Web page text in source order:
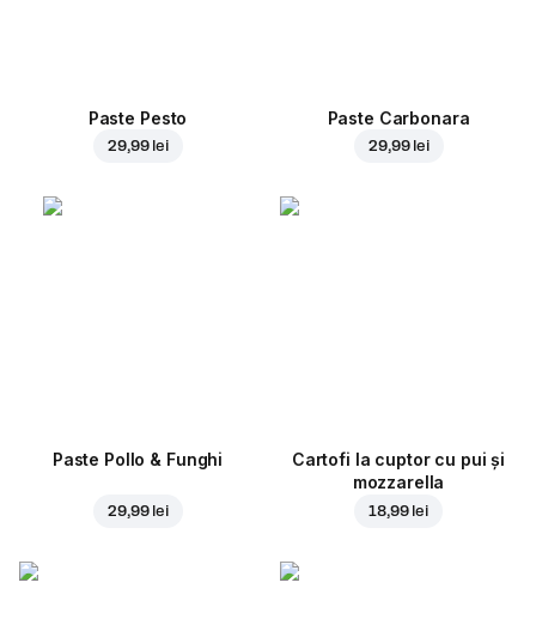
Paste Pesto
29,99 lei
Paste Carbonara
29,99 lei
Paste Pollo & Funghi
29,99 lei
Cartofi la cuptor cu pui și
mozzarella
18,99 lei